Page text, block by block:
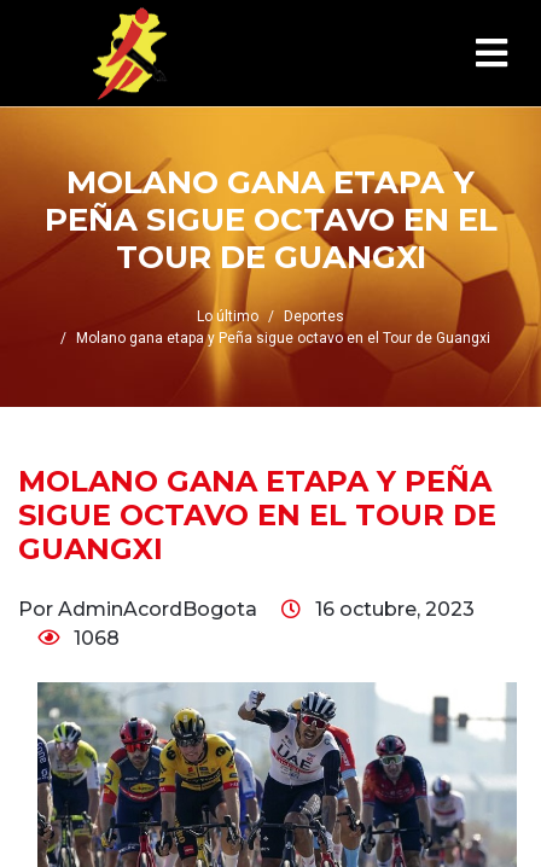
MOLANO GANA ETAPA Y
PEÑA SIGUE OCTAVO EN EL
TOUR DE GUANGXI
Lo último
Deportes
Molano gana etapa y Peña sigue octavo en el Tour de Guangxi
MOLANO GANA ETAPA Y PEÑA
SIGUE OCTAVO EN EL TOUR DE
GUANGXI
Por AdminAcordBogota
16 octubre, 2023
1068